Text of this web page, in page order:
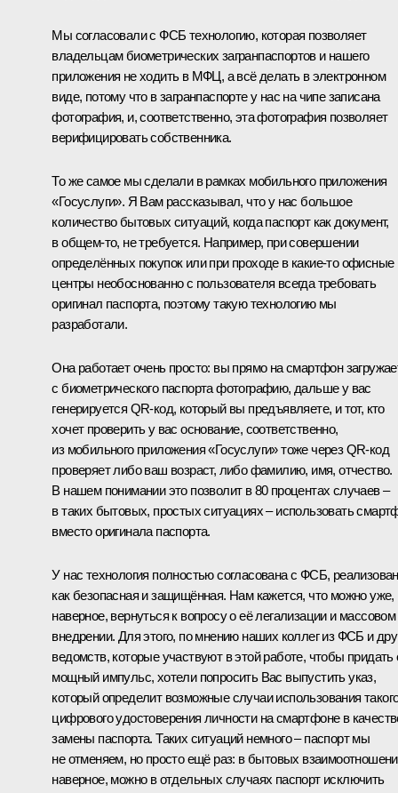
Мы согласовали с ФСБ технологию, которая позволяет
владельцам биометрических загранпаспортов и нашего
приложения не ходить в МФЦ, а всё делать в электронном
виде, потому что в загранпаспорте у нас на чипе записана
фотография, и, соответственно, эта фотография позволяет
верифицировать собственника.
То же самое мы сделали в рамках мобильного приложения
«Госуслуги». Я Вам рассказывал, что у нас большое
количество бытовых ситуаций, когда паспорт как документ,
в общем-то, не требуется. Например, при совершении
определённых покупок или при проходе в какие-то офисные
центры необоснованно с пользователя всегда требовать
оригинал паспорта, поэтому такую технологию мы
разработали.
Она работает очень просто: вы прямо на смартфон
с биометрического паспорта фотографию, дальше у вас
генерируется QR-код, который вы предъявляете, и тот, кто
хочет проверить у вас основание, соответственно,
из мобильного приложения «Госуслуги» тоже через QR-код
проверяет либо ваш возраст, либо фамилию, имя, отчество.
В нашем понимании это позволит в 80 процентах случаев –
в таких бытовых, простых ситуациях – использовать
вместо оригинала паспорта.
У нас технология полностью согласована с ФСБ,
как безопасная и защищённая. Нам кажется, что можно уже,
наверное, вернуться к вопросу о её легализации и массовом
внедрении. Для этого, по мнению наших коллег из ФСБ и
ведомств, которые участвуют в этой работе, чтобы придать
мощный импульс, хотели попросить Вас выпустить указ,
который определит возможные случаи использования
цифрового удостоверения личности на смартфоне в
замены паспорта. Таких ситуаций немного – паспорт мы
не отменяем, но просто ещё раз: в бытовых
наверное, можно в отдельных случаях паспорт исключить